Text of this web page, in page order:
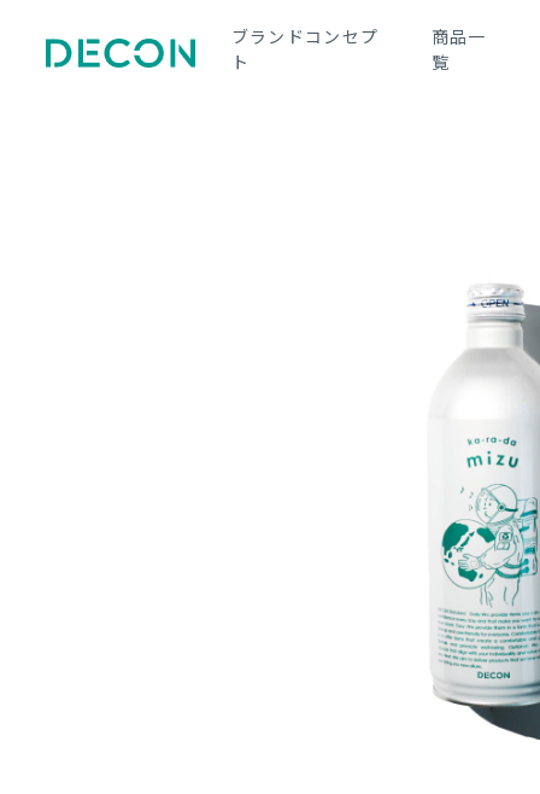
ブランドコンセプ
ト
商品一
覧